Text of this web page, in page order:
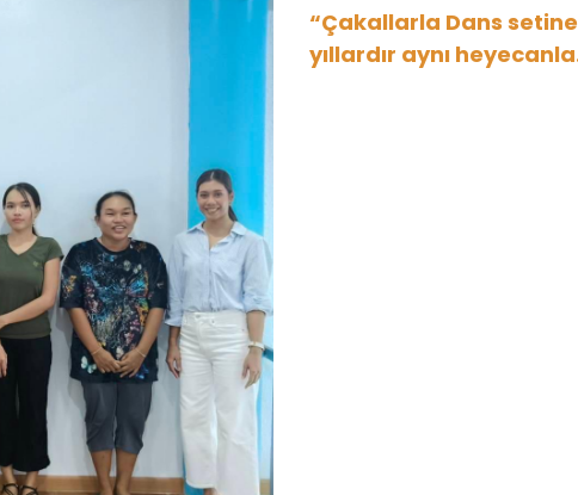
“Çakallarla Dans setine
yıllardır aynı heyecanla